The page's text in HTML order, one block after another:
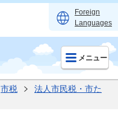
Foreign
Languages
メニュー
市税
法人市民税・市た